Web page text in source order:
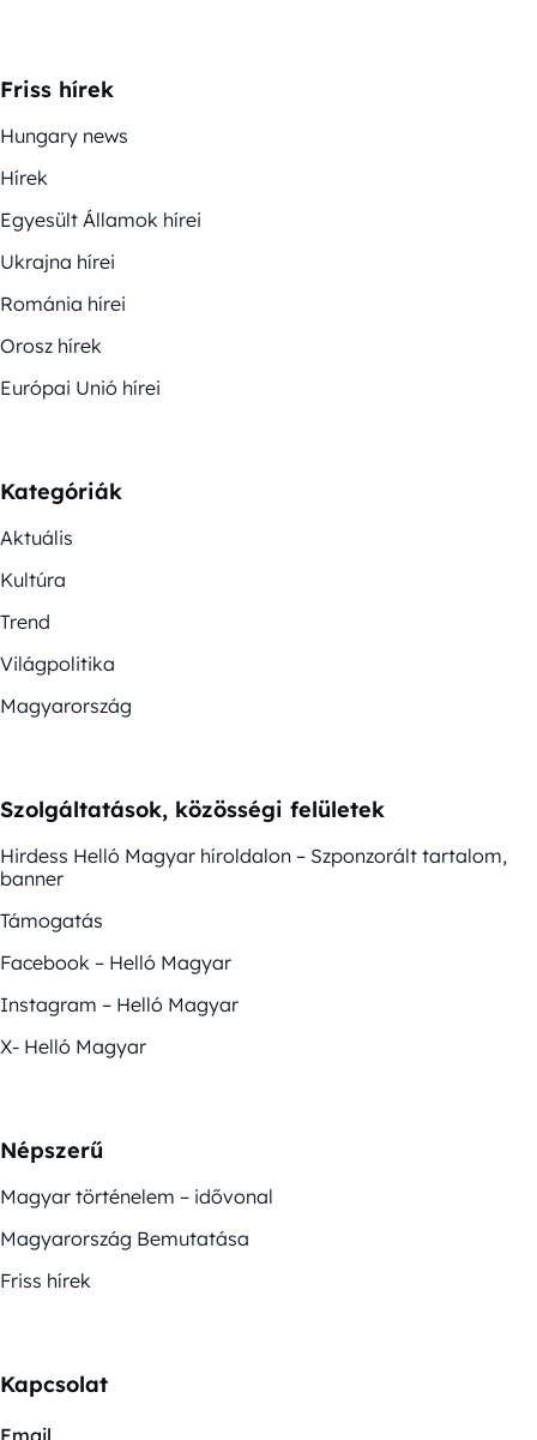
Friss hírek
Hungary news
Hírek
Egyesült Államok hírei
Ukrajna hírei
Románia hírei
Orosz hírek
Európai Unió hírei
Kategóriák
Aktuális
Kultúra
Trend
Világpolitika
Magyarország
Szolgáltatások, közösségi felületek
Hirdess Helló Magyar híroldalon – Szponzorált tartalom,
banner
Támogatás
Facebook – Helló Magyar
Instagram – Helló Magyar
X- Helló Magyar
Népszerű
Magyar történelem – idővonal
Magyarország Bemutatása
Friss hírek
Kapcsolat